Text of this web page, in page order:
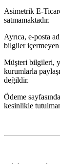
Asimetrik E-
satmamaktadır.
Ayrıca, e-posta
bilgiler içermeyen
Müşteri bilgileri,
kurumlarla
değildir.
Ödeme
kesinlikle